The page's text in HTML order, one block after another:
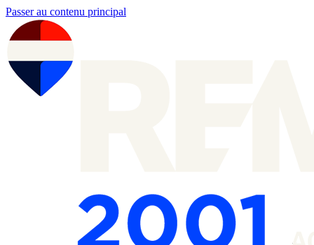
Passer au contenu principal